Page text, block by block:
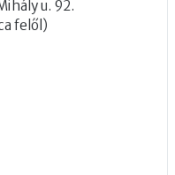
u. 92.
felől)